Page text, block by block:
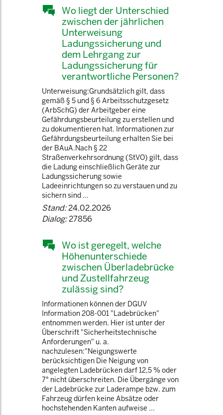
Wo liegt der Unterschied
zwischen der jährlichen
Unterweisung
Ladungssicherung und
dem Lehrgang zur
Ladungssicherung für
verantwortliche Personen?
Unterweisung:Grundsätzlich gilt, dass
gemäß § 5 und § 6 Arbeitsschutzgesetz
(ArbSchG) der Arbeitgeber eine
Gefährdungsbeurteilung zu erstellen und
zu dokumentieren hat. Informationen zur
Gefährdungsbeurteilung erhalten Sie bei
der BAuA.Nach § 22
Straßenverkehrsordnung (StVO) gilt, dass
die Ladung einschließlich Geräte zur
Ladungssicherung sowie
Ladeeinrichtungen so zu verstauen und zu
sichern sind ...
Stand:24.02.2026
Dialog:27856
Wo ist geregelt, welche
Höhenunterschiede
zwischen Überladebrücke
und Zustellfahrzeug
zulässig sind?
Informationen können der DGUV
Information 208-001 "Ladebrücken"
entnommen werden. Hier ist unter der
Überschrift "Sicherheitstechnische
Anforderungen" u. a.
nachzulesen:"Neigungswerte
berücksichtigen Die Neigung von
angelegten Ladebrücken darf 12,5 % oder
7° nicht überschreiten. Die Übergänge von
der Ladebrücke zur Laderampe bzw. zum
Fahrzeug dürfen keine Absätze oder
hochstehenden Kanten aufweise ...